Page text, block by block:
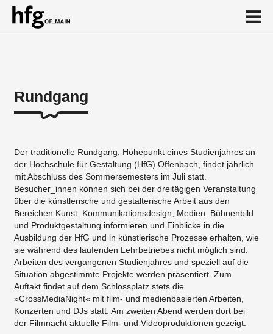
Über
News
...
Rundgang
Der traditionelle Rundgang, Höhepunkt eines Studienjahres an
der Hochschule für Gestaltung (HfG) Offenbach, findet jährlich
mit Abschluss des Sommersemesters im Juli statt.
Besucher_innen können sich bei der dreitägigen Veranstaltung
über die künstlerische und gestalterische Arbeit aus den
Bereichen Kunst, Kommunikationsdesign, Medien, Bühnenbild
und Produktgestaltung informieren und Einblicke in die
Ausbildung der HfG und in künstlerische Prozesse erhalten, wie
sie während des laufenden Lehrbetriebes nicht möglich sind.
Arbeiten des vergangenen Studienjahres und speziell auf die
Situation abgestimmte Projekte werden präsentiert. Zum
Auftakt findet auf dem Schlossplatz stets die
»CrossMediaNight« mit film- und medienbasierten Arbeiten,
Konzerten und DJs statt. Am zweiten Abend werden dort bei
der Filmnacht aktuelle Film- und Videoproduktionen gezeigt.